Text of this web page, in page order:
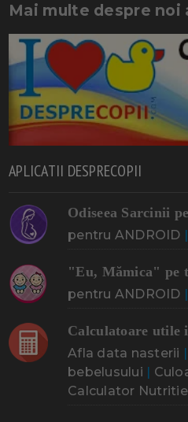
Mai multe despre noi
APLICATII DESPRECOPII
Odiseea Sarcinii
pentru ANDROID |
"Eu, Mămica" pe
pentru ANDROID |
Calculatoare utile
Afla data nasterii |
bebelusului |
Calculator Nutritie